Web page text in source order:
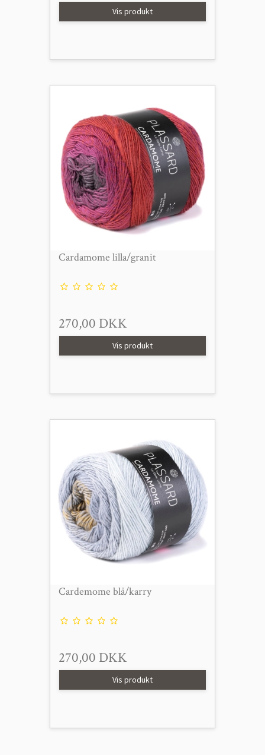
Vis produkt
Cardamome lilla/granit
270,00 DKK
Vis produkt
Cardemome blå/karry
270,00 DKK
Vis produkt